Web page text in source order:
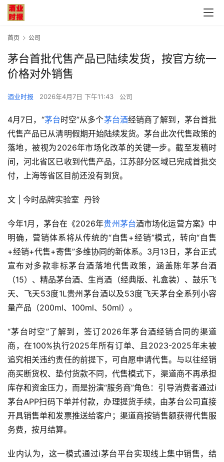
首页 公司
茅台首批代售产品已陆续发货，按官方统一
价格对外销售
酒业时报 2026年4月7日 下午11:43 公司
4月7日，“茅台时空”从多个茅台酒经销商了解到，茅台首批
代售产品已从清明假期开始陆续发货。茅台此次代售政策的
落地，被视为2026年市场化改革的关键一步。截至发稿时
间，河北省区已收到代售产品，江苏部分区域已完成首批交
付，上海等省区目前还没有到货。
文 | 今时品牌实验室  丹铃
今年1月，茅台在《2026年贵州茅台酒市场化运营方案》中
明确，营销体系将从传统的“自售+经销”模式，转向“自售
+经销+代售+寄售”多维协同的新体系。3月13日，茅台正式
宣布对多款非标茅台酒落地代售政策，涵盖陈年茅台酒
（15）、精品茅台酒、生肖酒（经典版、礼盒装）、 鼓乐飞
天、飞天53度1L贵州茅台酒以及53度飞天茅台全系列小容
量产品（200ml、100ml、50ml）。
“茅台时空”了解到，签订2026年茅台酒经销合同的渠道
商，在100%执行2025年所有订单、且2023-2025年未被
追究相关违约责任的前提下，可自愿申请代售。与以往经销
商买断货权、垫付货款不同，代售模式下，渠道商不再承担
库存和资金压力，而是扮演“服务商”角色：引导消费者通过i
茅台APP扫码下单并付款，办理提货手续，由茅台公司直接
开具销售单和发票推送给客户；渠道商按销售额获得代售服
务费，按月结算。
业内认为，这一模式通过i茅台平台实现线上集中销售，结